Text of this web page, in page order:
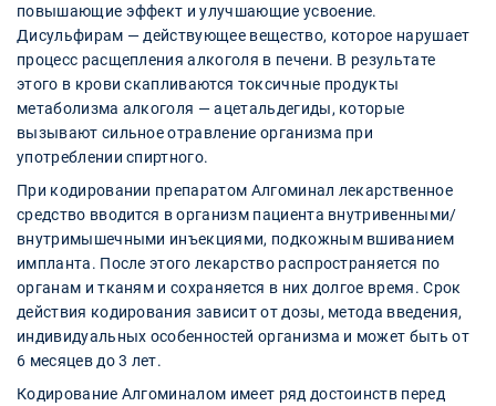
повышающие эффект и улучшающие усвоение.
Дисульфирам — действующее вещество, которое нарушает
процесс расщепления алкоголя в печени. В результате
этого в крови скапливаются токсичные продукты
метаболизма алкоголя — ацетальдегиды, которые
вызывают сильное отравление организма при
употреблении спиртного.
При кодировании препаратом Алгоминал лекарственное
средство вводится в организм пациента внутривенными/
внутримышечными инъекциями, подкожным вшиванием
импланта. После этого лекарство распространяется по
органам и тканям и сохраняется в них долгое время. Срок
действия кодирования зависит от дозы, метода введения,
индивидуальных особенностей организма и может быть от
6 месяцев до 3 лет.
Кодирование Алгоминалом имеет ряд достоинств перед